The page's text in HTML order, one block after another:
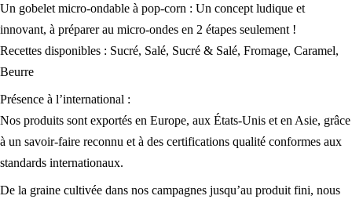
Un gobelet micro-ondable à pop-corn : Un concept ludique et
innovant, à préparer au micro-ondes en 2 étapes seulement !
Recettes disponibles : Sucré, Salé, Sucré & Salé, Fromage, Caramel,
Beurre
Présence à l’international :
Nos produits sont exportés en Europe, aux États-Unis et en Asie, grâce
à un savoir-faire reconnu et à des certifications qualité conformes aux
standards internationaux.
De la graine cultivée dans nos campagnes jusqu’au produit fini, nous